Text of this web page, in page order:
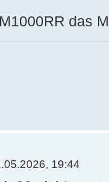
das
19:44